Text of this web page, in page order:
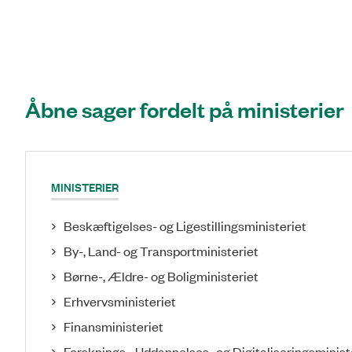
Åbne sager fordelt på ministerier
MINISTERIER
Beskæftigelses- og Ligestillingsministeriet
By-, Land- og Transportministeriet
Børne-, Ældre- og Boligministeriet
Erhvervsministeriet
Finansministeriet